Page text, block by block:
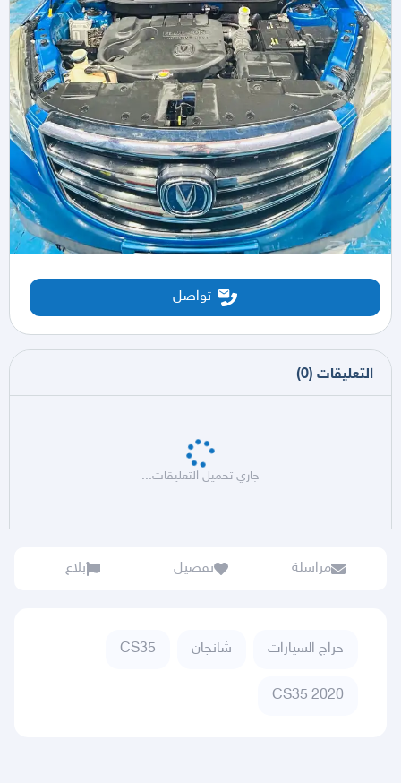
تواصل
التعليقات (
0
)
جاري تحميل التعليقات...
مراسلة تفضيل بلاغ
حراج السيارات شانجان CS35
CS35 2020